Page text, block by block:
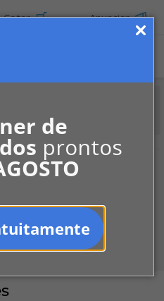
de
prontos
Cotar Anunciar
Marcelo Meirelles